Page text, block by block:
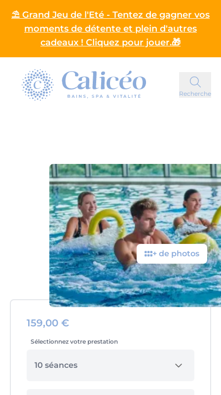
⛱️ Grand Jeu de l'Eté - Tentez de gagner vos
moments de détente et plein d'autres
cadeaux ! Cliquez pour jouer.🎁
Homepage Recherche
+ de photos
159,00 €
Sélectionnez votre prestation
10 séances